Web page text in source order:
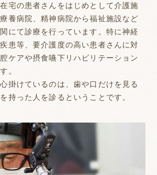
宅の患者さんをはじめとして介護施
養病院、精神病院から福祉施設など
にて診療を行っています。特に神経
患等、要介護度の高い患者さんに対
ケアや摂食嚥下リハビリテーション
。
掛けているのは、歯や口だけを見る
持った人を診るということです。